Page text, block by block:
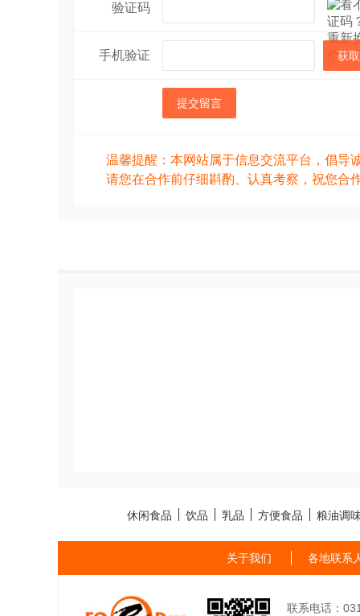
验证码
手机验证 获
提交留言
温馨提醒：本网站属于信息交流平台，倡导
请您在合作前仔细斟酌、认真考察，祝您合
休闲食品 饮品 乳品 方便食品 粮油调
关于我们 各地联系
联系电话：